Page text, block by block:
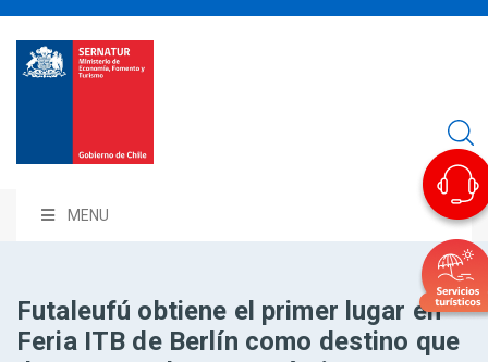
MENU
Futaleufú obtiene el primer lugar en
Feria ITB de Berlín como destino que